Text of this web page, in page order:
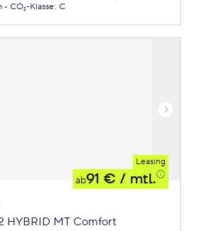
CO₂-Klasse: C
Leasing
ab91 € / mtl.
HYBRID MT Comfort